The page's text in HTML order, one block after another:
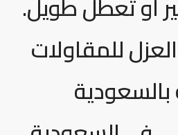
للمقاولات
بالسعودية